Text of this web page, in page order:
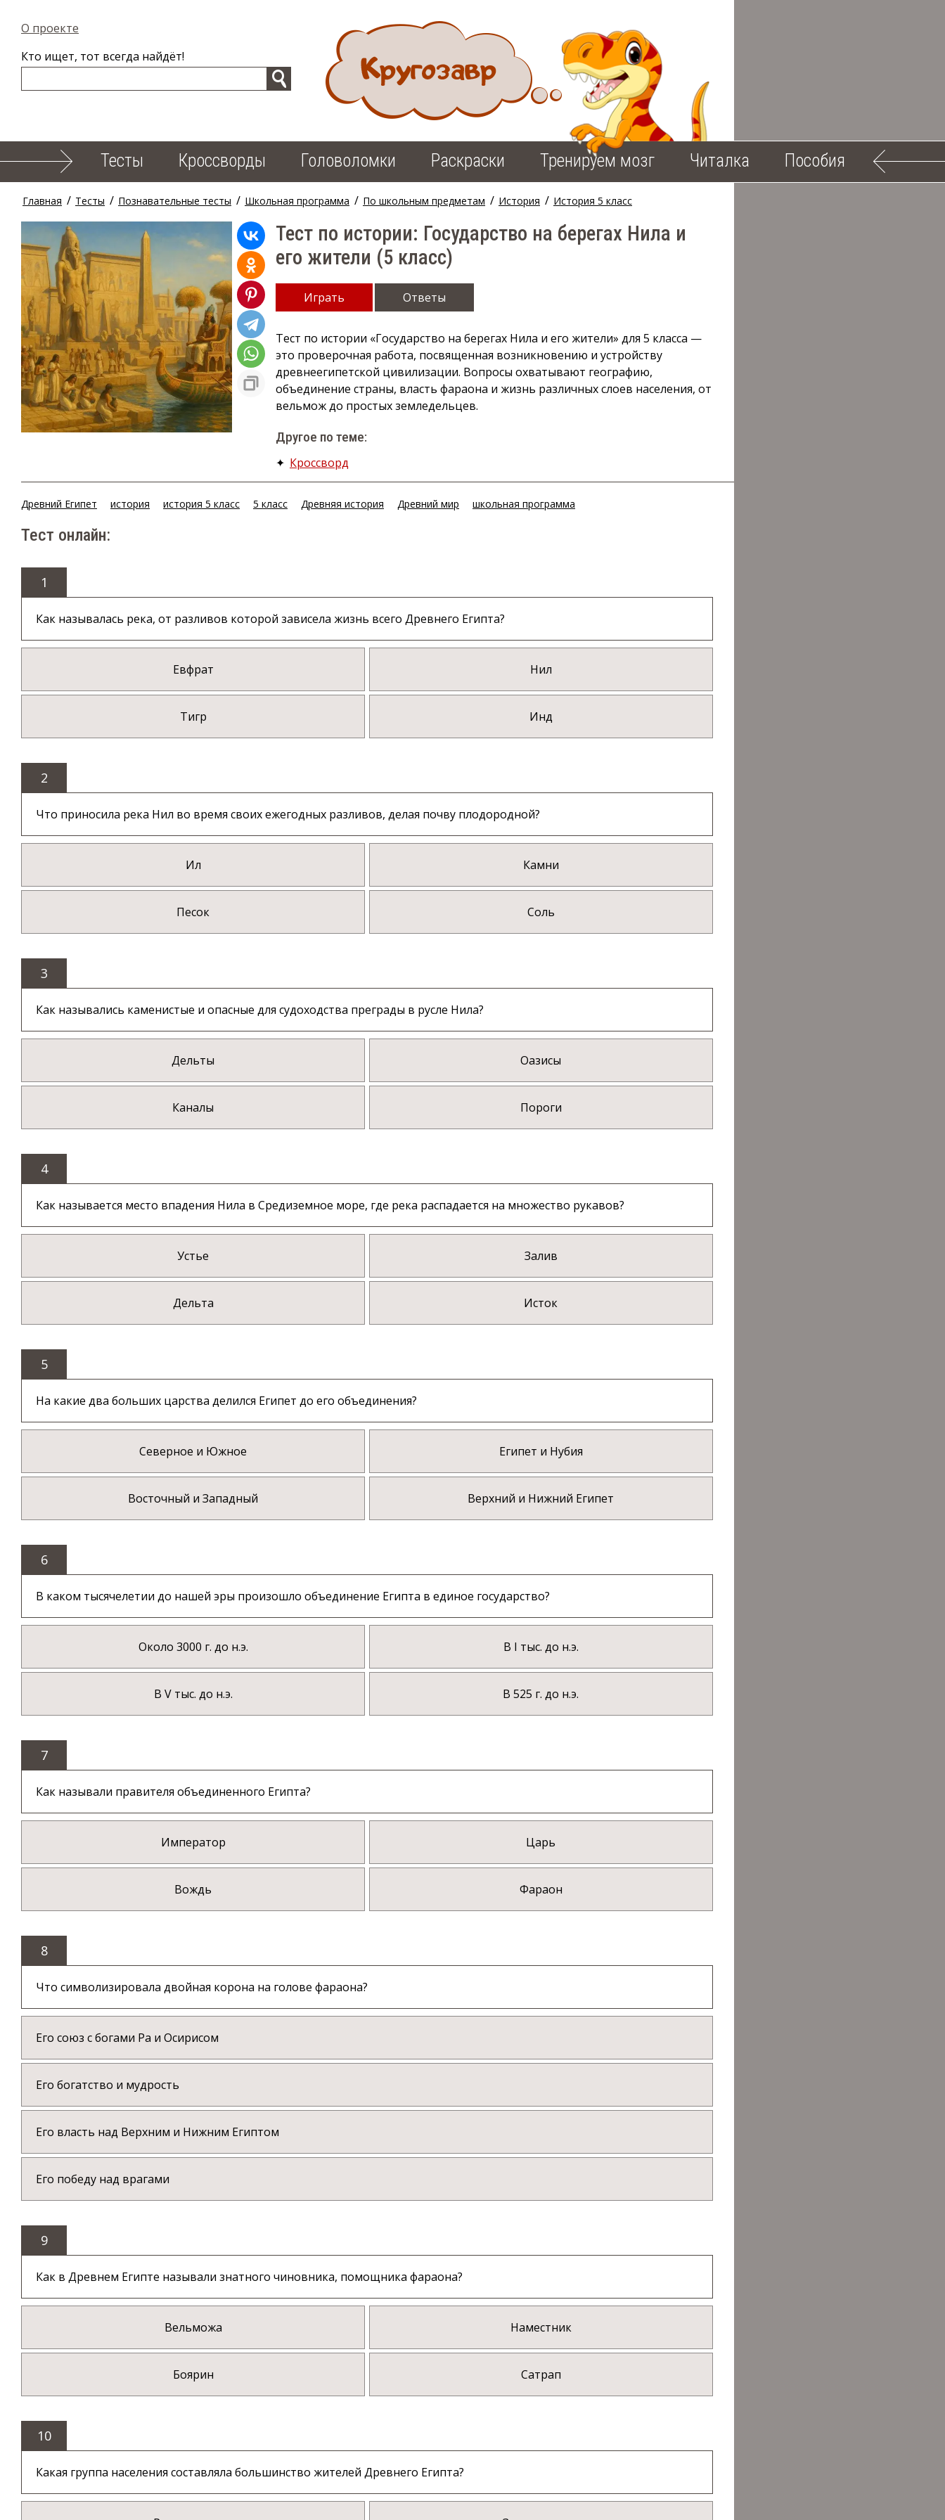
О проекте
Кто ищет, тот всегда найдёт!
Тесты Кроссворды Головоломки Раскраски Тренируем мозг Читалка Пособия
Главная / Тесты / Познавательные тесты / Школьная программа / По школьным предметам / История / История 5 класс
Тест по истории: Государство на берегах Нила и
его жители (5 класс)
Играть Ответы
Тест по истории «Государство на берегах Нила и его жители» для 5 класса —
это проверочная работа, посвященная возникновению и устройству
древнеегипетской цивилизации. Вопросы охватывают географию,
объединение страны, власть фараона и жизнь различных слоев населения, от
вельмож до простых земледельцев.
Другое по теме:
✦ Кроссворд
Древний Египет история история 5 класс 5 класс Древняя история Древний мир школьная программа
Тест онлайн:
1
Как называлась река, от разливов которой зависела жизнь всего Древнего Египта?
Евфрат Нил
Тигр Инд
2
Что приносила река Нил во время своих ежегодных разливов, делая почву плодородной?
Ил Камни
Песок Соль
3
Как назывались каменистые и опасные для судоходства преграды в русле Нила?
Дельты Оазисы
Каналы Пороги
4
Как называется место впадения Нила в Средиземное море, где река распадается на множество рукавов?
Устье Залив
Дельта Исток
5
На какие два больших царства делился Египет до его объединения?
Северное и Южное Египет и Нубия
Восточный и Западный Верхний и Нижний Египет
6
В каком тысячелетии до нашей эры произошло объединение Египта в единое государство?
Около 3000 г. до н.э. В I тыс. до н.э.
В V тыс. до н.э. В 525 г. до н.э.
7
Как называли правителя объединенного Египта?
Император Царь
Вождь Фараон
8
Что символизировала двойная корона на голове фараона?
Его союз с богами Ра и Осирисом
Его богатство и мудрость
Его власть над Верхним и Нижним Египтом
Его победу над врагами
9
Как в Древнем Египте называли знатного чиновника, помощника фараона?
Вельможа Наместник
Боярин Сатрап
10
Какая группа населения составляла большинство жителей Древнего Египта?